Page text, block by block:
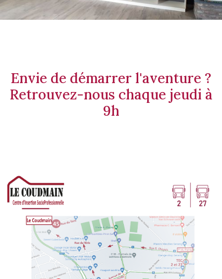
Envie de démarrer l'aventure ?
Retrouvez-nous chaque jeudi à
9h